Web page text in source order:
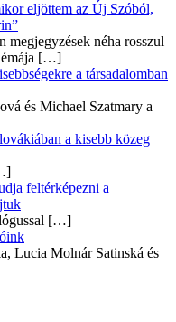
eljöttem az Új Szóból,
megjegyzések néha rosszul
[…]
a társadalomban
és Michael Szatmary a
a kisebb közeg
feltérképezni a
[…]
Lucia Molnár Satinská és